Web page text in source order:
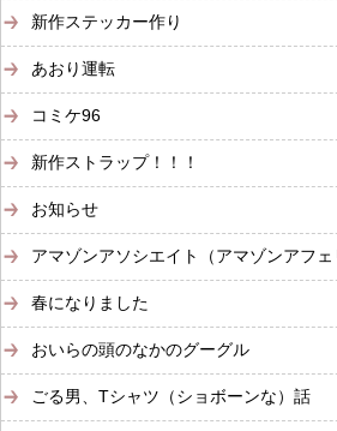
新作ステッカー作り
あおり運転
コミケ96
新作ストラップ！！！
お知らせ
アマゾンアソシエイト（アマゾンアフ
春になりました
おいらの頭のなかのグーグル
ごる男、Tシャツ（ショボーンな）話